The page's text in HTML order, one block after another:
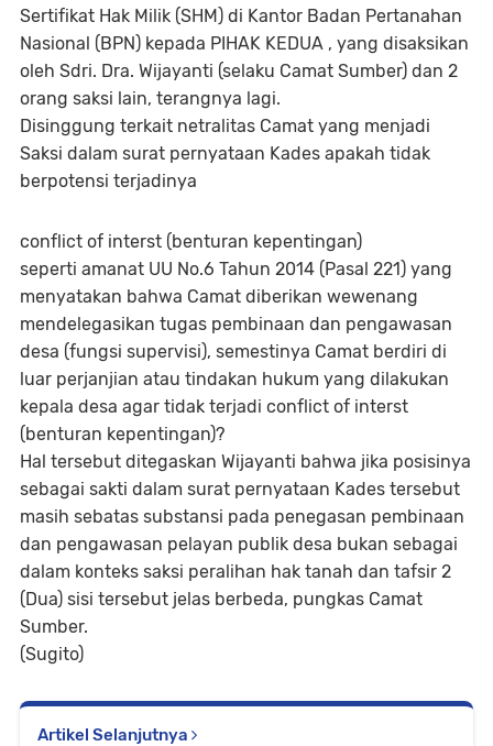
Sertifikat Hak Milik (SHM) di Kantor Badan Pertanahan
Nasional (BPN) kepada PIHAK KEDUA , yang disaksikan
oleh Sdri. Dra. Wijayanti (selaku Camat Sumber) dan 2
orang saksi lain, terangnya lagi.
Disinggung terkait netralitas Camat yang menjadi
Saksi dalam surat pernyataan Kades apakah tidak
berpotensi terjadinya
conflict of interst (benturan kepentingan)
seperti amanat UU No.6 Tahun 2014 (Pasal 221) yang
menyatakan bahwa Camat diberikan wewenang
mendelegasikan tugas pembinaan dan pengawasan
desa (fungsi supervisi), semestinya Camat berdiri di
luar perjanjian atau tindakan hukum yang dilakukan
kepala desa agar tidak terjadi conflict of interst
(benturan kepentingan)?
Hal tersebut ditegaskan Wijayanti bahwa jika posisinya
sebagai sakti dalam surat pernyataan Kades tersebut
masih sebatas substansi pada penegasan pembinaan
dan pengawasan pelayan publik desa bukan sebagai
dalam konteks saksi peralihan hak tanah dan tafsir 2
(Dua) sisi tersebut jelas berbeda, pungkas Camat
Sumber.
(Sugito)
Artikel Selanjutnya